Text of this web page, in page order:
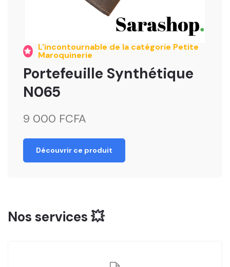
L'incontournable de la catégorie Petite
Maroquinerie
Portefeuille Synthétique
N065
9 000 FCFA
Découvrir ce produit
Nos services 💥